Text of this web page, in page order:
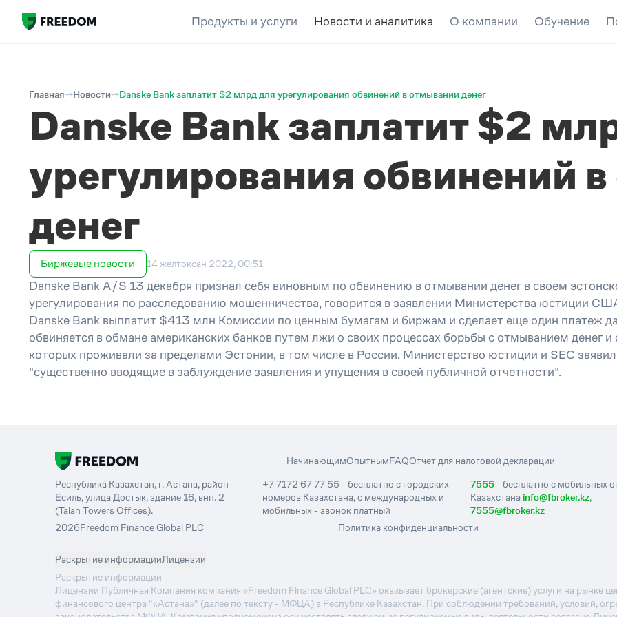
Продукты и услуги Новости и аналитика О компании Обучение
Главная Новости Danske Bank заплатит $2 млрд для урегулирования обвинений в отмывании денег
Danske Bank заплатит $2
урегулирования обвинений
денег
Биржевые новости 14 желтоқсан 2022, 00:51
Danske Bank A/S 13 декабря признал себя виновным по обвинению в отмывании денег в своем
урегулирования по расследованию мошенничества, говорится в заявлении Министерства юстиции
Danske Bank выплатит $413 млн Комиссии по ценным бумагам и биржам и сделает еще один платеж
обвиняется в обмане американских банков путем лжи о своих процессах борьбы с отмыванием денег
которых проживали за пределами Эстонии, в том числе в России. Министерство юстиции и SEC
"существенно вводящие в заблуждение заявления и упущения в своей публичной отчетности".
НачинающимОпытнымFAQОтчет для налоговой декларации
Республика Казахстан, г. Астана, район
Есиль, улица Достык, здание 16, внп. 2
(Talan Towers Offices).
+7 7172 67 77 55 - бесплатно с городских
номеров Казахстана, с международных и
мобильных - звонок платный
7555- бесплатно с мобильных
Казахстанаinfo@fbroker.kz,
7555@fbroker.kz
2026Freedom Finance Global PLC
Политика конфиденциальности
Раскрытие информацииЛицензии
Раскрытие информации
Лицензии Публичная Компания компания «Freedom Finance Global PLC» оказывает брокерские (агентские) услуги на рынке
финансового центра "«Астана»" (далее по тексту - МФЦА) в Республике Казахстан. При соблюдении требований, условий,